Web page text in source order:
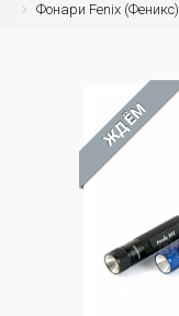
Фонари Fenix (Феникс)
ЖДЁМ